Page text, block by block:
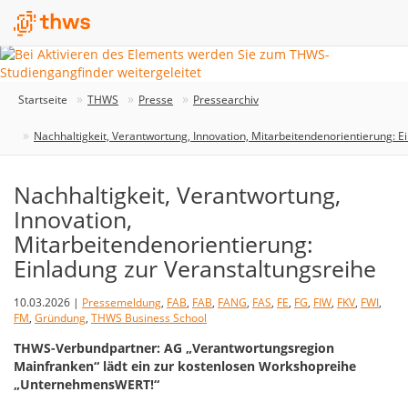
Startseite THWS Presse Pressearchiv
Nachhaltigkeit, Verantwortung, Innovation, Mitarbeitendenorientierung:
Nachhaltigkeit, Verantwortung,
Innovation,
Mitarbeitendenorientierung:
Einladung zur Veranstaltungsreihe
10.03.2026 | Pressemeldung, FAB, FAB, FANG, FAS, FE, FG, FIW, FKV, FWI,
FM, Gründung, THWS Business School
THWS-Verbundpartner: AG „Verantwortungsregion
Mainfranken“ lädt ein zur kostenlosen Workshopreihe
„UnternehmensWERT!“